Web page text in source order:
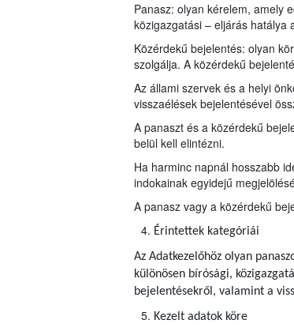
Panasz: olyan kérelem, amely
közigazgatási – eljárás hatálya
Közérdekű bejelentés: olyan
szolgálja. A közérdekű
Az állami szervek és a helyi
visszaélések bejelentésével
A panaszt és a közérdekű
belül kell elintézni.
Ha harminc napnál hosszabb
indokainak egyidejű
A panasz vagy a közérdekű
Érintettek kategóriái
Az Adatkezelőhöz olyan
különösen bírósági,
bejelentésekről, valamint a
Kezelt adatok köre